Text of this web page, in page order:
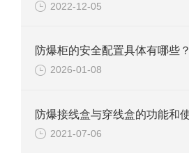
2022-12-05
防爆柜的安全配置具体有哪些？
2026-01-08
2021-07-06